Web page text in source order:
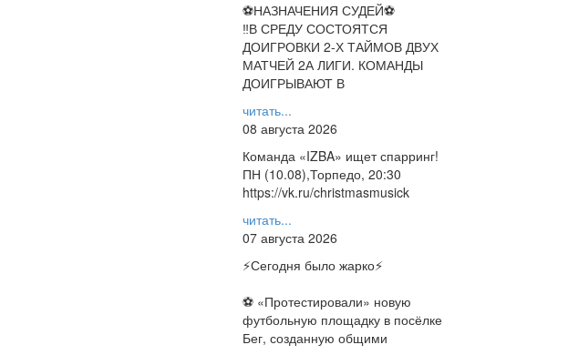
⚽НАЗНАЧЕНИЯ СУДЕЙ⚽
‼В СРЕДУ СОСТОЯТСЯ
ДОИГРОВКИ 2-Х ТАЙМОВ ДВУХ
МАТЧЕЙ 2А ЛИГИ. КОМАНДЫ
ДОИГРЫВАЮТ В
читать...
08 августа 2026
Команда «IZBA» ищет спарринг!
ПН (10.08),Торпедо, 20:30
https://vk.ru/christmasmusick
читать...
07 августа 2026
⚡️Сегодня было жарко⚡️
⚽ ️«Протестировали» новую
футбольную площадку в посёлке
Бег, созданную общими